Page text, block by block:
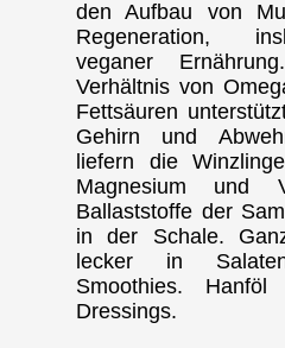
den Aufbau von
Regeneration,
veganer
Verhältnis von
Fettsäuren
Gehirn und
liefern die
Magnesium und
Ballaststoffe der
in der Schale.
lecker in
Smoothies.
Dressings.